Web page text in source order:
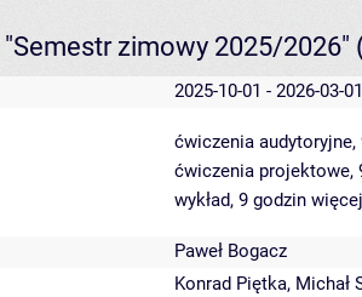
zimowy 2025/2026"
2025-10-01 - 2026-03-01
ćwiczenia
ćwiczenia projektowe,
wykład, 9 godzin
Paweł Bogacz
Konrad Piętka, Michał